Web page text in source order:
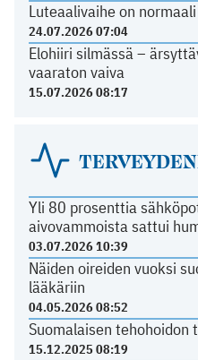
Luteaalivaihe on
24.07.2026 07:04
Elohiiri silmässä –
vaaraton vaiva
15.07.2026 08:17
Yli 80 prosenttia
aivovammoista sattui
03.07.2026 10:39
Näiden oireiden vuoksi
lääkäriin
04.05.2026 08:52
Suomalaisen tehohoidon
15.12.2025 08:19